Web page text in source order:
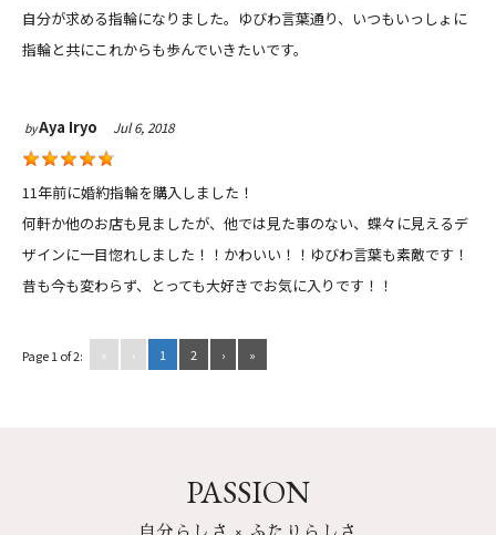
自分が求める指輪になりました。 ゆびわ言葉通り、いつもいっしょに
指輪と共にこれからも歩んでいきたいです。
Jul 6, 2018
byAya Iryo
11年前に婚約指輪を購入しました！
何軒か他のお店も見ましたが、他では見た事のない、蝶々に見えるデ
ザインに一目惚れしました！！かわいい！！ ゆびわ言葉も素敵です！
昔も今も変わらず、とっても大好きでお気に入りです！！
Page 1 of 2: « ‹ 1 2 › »
PASSION